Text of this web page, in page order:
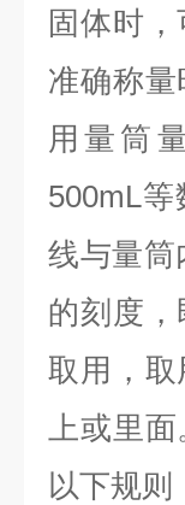
固体时
准确称
用量筒
500mL
线与量筒
的刻度
取用，
上或里
以下规则